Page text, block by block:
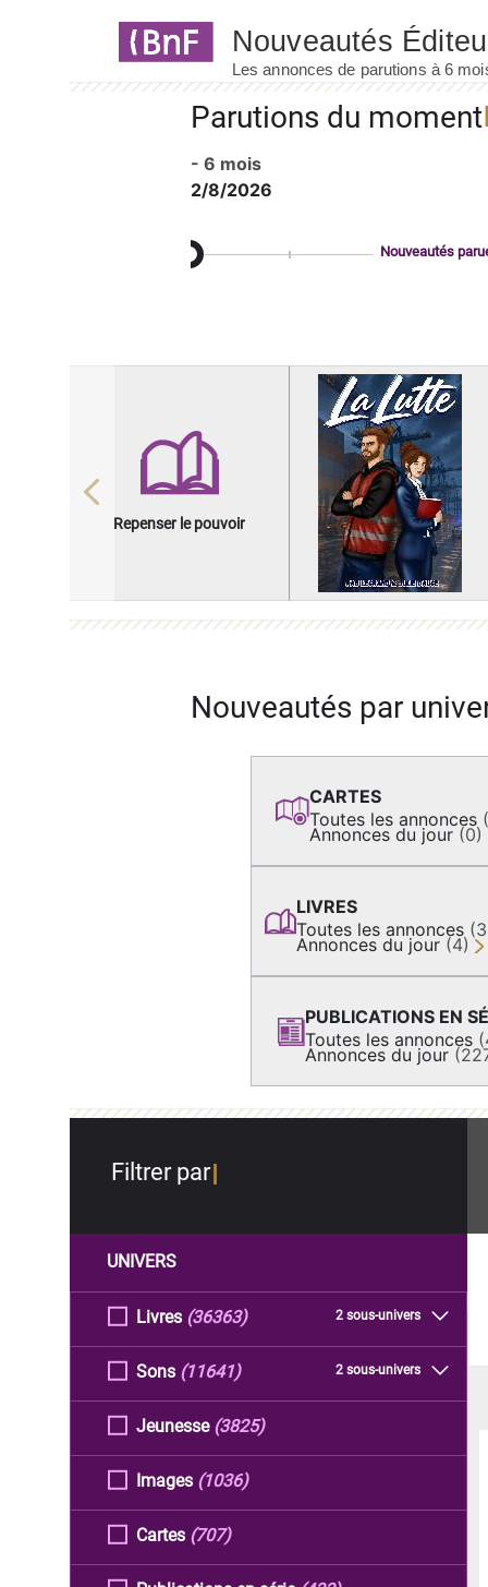
Parutions du moment
- 6 mois
2/8/2026
Nouveautés
Repenser le pouvoir
Previous
Nouveautés par
CARTES
Toutes les annonces
Annonces du jour (0)
LIVRES
Toutes les annonces
Annonces du jour (4)
PUBLICATIONS EN
Toutes les annonces
Annonces du jour
Filtrer par
UNIVERS
Livres 2 sous-univers
(36363)
Sons 2 sous-univers
(11641)
Jeunesse (3825)
Images (1036)
Cartes (707)